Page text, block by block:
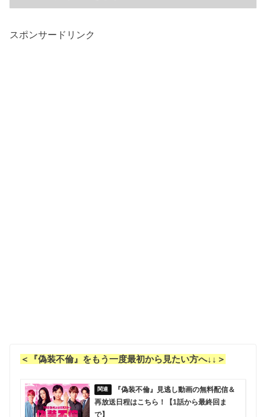
スポンサードリンク
＜『偽装不倫』をもう一度最初から見たい方へ↓↓＞
『偽装不倫』見逃し動画の無料配信＆
再放送日程はこちら！【1話から最終回ま
で】